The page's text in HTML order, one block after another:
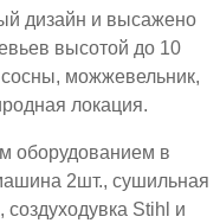
дизайн и высажено
высотой до 10
можжевельник,
локация.
оборудованием в
2шт., сушильная
Stihl и